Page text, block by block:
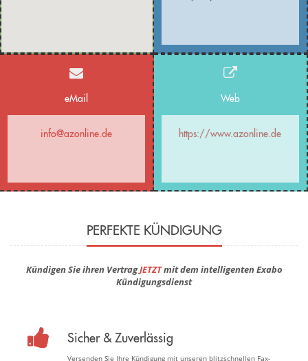
eMail
info@azonline.de
Web
https://www.azonline.de
PERFEKTE KÜNDIGUNG
Kündigen Sie ihren VertragJETZTmit dem intelligenten Exabo
Kündigungsdienst
Sicher & Zuverlässig
Versenden Sie Ihre Kündigung mit unseren blitzschnellen Fax-